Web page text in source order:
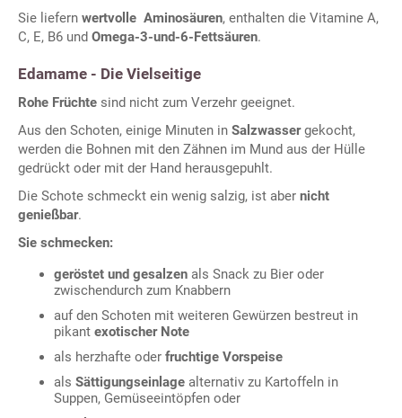
Sie liefern wertvolle Aminosäuren, enthalten die Vitamine A,
C, E, B6 und Omega-3-und-6-Fettsäuren.
Edamame - Die Vielseitige
Rohe Früchte sind nicht zum Verzehr geeignet.
Aus den Schoten, einige Minuten in Salzwassergekocht,
werden die Bohnen mit den Zähnen im Mund aus der Hülle
gedrückt oder mit der Hand herausgepuhlt.
Die Schote schmeckt ein wenig salzig, ist aber nicht
genießbar.
Sie schmecken:
geröstet und gesalzen als Snack zu Bier oder
zwischendurch zum Knabbern
auf den Schoten mit weiteren Gewürzen bestreut in
pikant exotischer Note
als herzhafte oder fruchtige Vorspeise
als Sättigungseinlage alternativ zu Kartoffeln in
Suppen, Gemüseeintöpfen oder